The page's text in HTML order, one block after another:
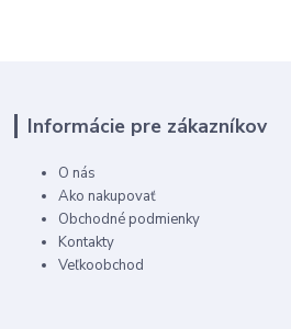
Informácie pre zákazníkov
O nás
Ako nakupovať
Obchodné podmienky
Kontakty
Veľkoobchod